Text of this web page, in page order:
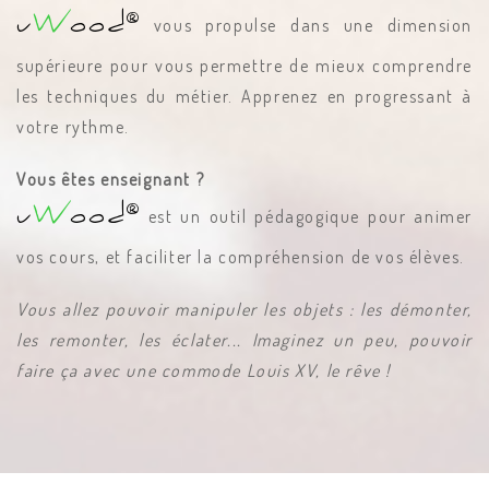
uWood® vous propulse dans une dimension
supérieure pour vous permettre de mieux comprendre
les techniques du métier. Apprenez en progressant à
votre rythme.
Vous êtes enseignant ?
uWood® est un outil pédagogique pour animer
vos cours, et faciliter la compréhension de vos élèves.
Vous allez pouvoir manipuler les objets : les démonter,
les remonter, les éclater... Imaginez un peu, pouvoir
faire ça avec une commode Louis XV, le rêve !